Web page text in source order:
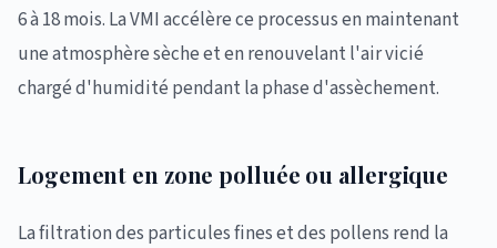
6 à 18 mois. La VMI accélère ce processus en maintenant
une atmosphère sèche et en renouvelant l'air vicié
chargé d'humidité pendant la phase d'assèchement.
Logement en zone polluée ou allergique
La filtration des particules fines et des pollens rend la